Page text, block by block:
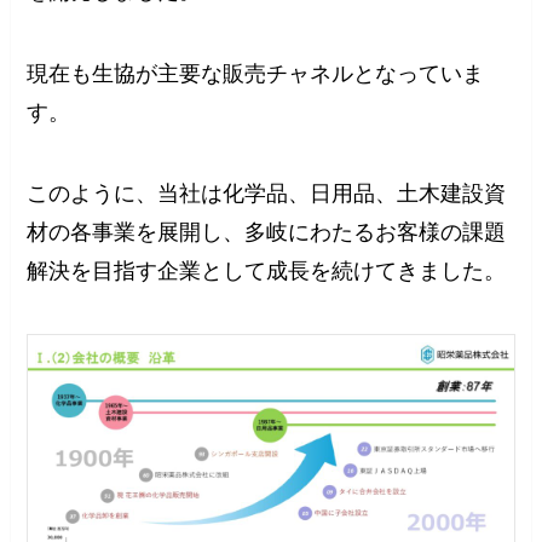
現在も生協が主要な販売チャネルとなっていま
す。
このように、当社は化学品、日用品、土木建設資
材の各事業を展開し、多岐にわたるお客様の課題
解決を目指す企業として成長を続けてきました。